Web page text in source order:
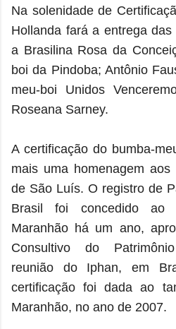
Na solenidade de
Hollanda fará a entrega
a Brasilina Rosa da
boi da Pindoba; Antônio
meu-boi Unidos
Roseana Sarney.
A certificação do bumba-
mais uma homenagem
de São Luís. O registro de
Brasil foi concedido ao
Maranhão há um ano,
Consultivo do
reunião do Iphan, em
certificação foi dada ao
Maranhão, no ano de 2007.